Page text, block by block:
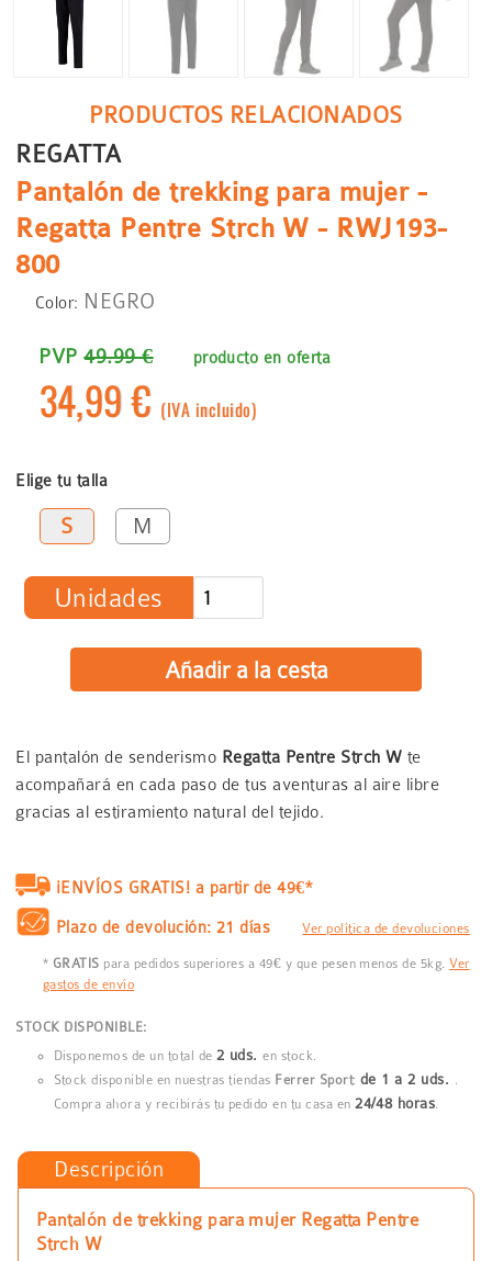
PRODUCTOS RELACIONADOS
REGATTA
Pantalón de trekking para mujer -
Regatta Pentre Strch W - RWJ193-
800
Color: NEGRO
PVP49.99 € producto en oferta
34,99 € (IVA incluido)
Elige tu talla
S M
Unidades
El pantalón de senderismo Regatta Pentre Strch W te
acompañará en cada paso de tus aventuras al aire libre
gracias al estiramiento natural del tejido.
¡ENVÍOS GRATIS! a partir de 49€*
Plazo de devolución: 21 días Ver política de devoluciones
* GRATIS para pedidos superiores a 49€ y que pesen menos de 5kg.Ver
gastos de envío
STOCK DISPONIBLE:
Disponemos de un total de 2 uds.en stock.
Stock disponible en nuestras tiendas Ferrer Sport: de 1 a 2 uds. .
Compra ahora y recibirás tu pedido en tu casa en24/48 horas.
Descripción
Pantalón de trekking para mujer Regatta Pentre
Strch W